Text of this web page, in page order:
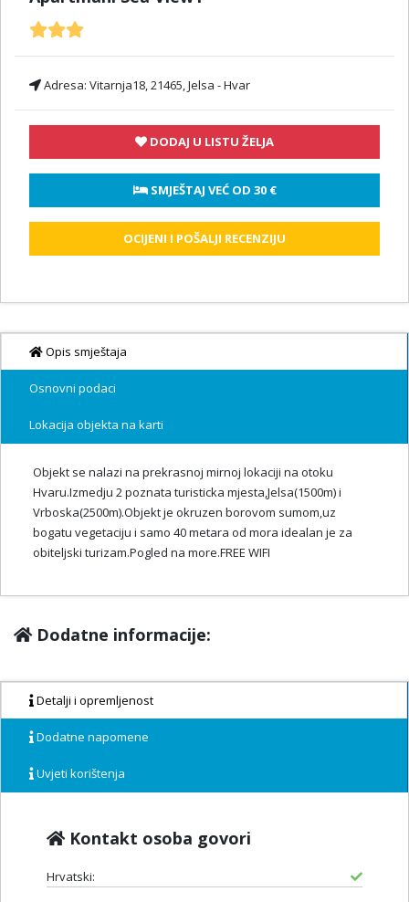
Adresa: Vitarnja18, 21465, Jelsa - Hvar
DODAJ U LISTU ŽELJA
SMJEŠTAJ VEĆ OD 30 €
OCIJENI I POŠALJI RECENZIJU
Opis smještaja
Osnovni podaci
Lokacija objekta na karti
Objekt se nalazi na prekrasnoj mirnoj lokaciji na otoku
Hvaru.Izmedju 2 poznata turisticka mjesta,Jelsa(1500m) i
Vrboska(2500m).Objekt je okruzen borovom sumom,uz
bogatu vegetaciju i samo 40 metara od mora idealan je za
obiteljski turizam.Pogled na more.FREE WIFI
Dodatne informacije:
Detalji i opremljenost
Dodatne napomene
Uvjeti korištenja
Kontakt osoba govori
Hrvatski: